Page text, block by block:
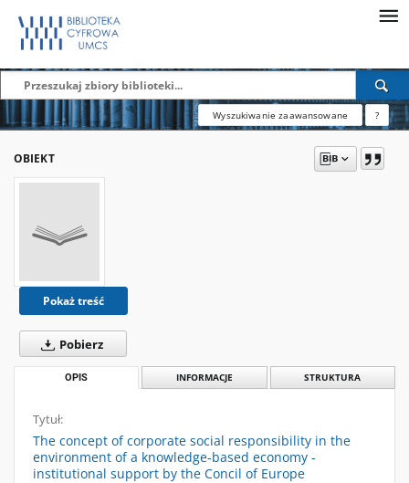
Wyszukiwanie zaawansowane ?
OBIEKT
Pokaż treść
Pobierz
OPIS INFORMACJE STRUKTURA
Tytuł:
The concept of corporate social responsibility in the
environment of a knowledge-based economy -
institutional support by the Concil of Europe